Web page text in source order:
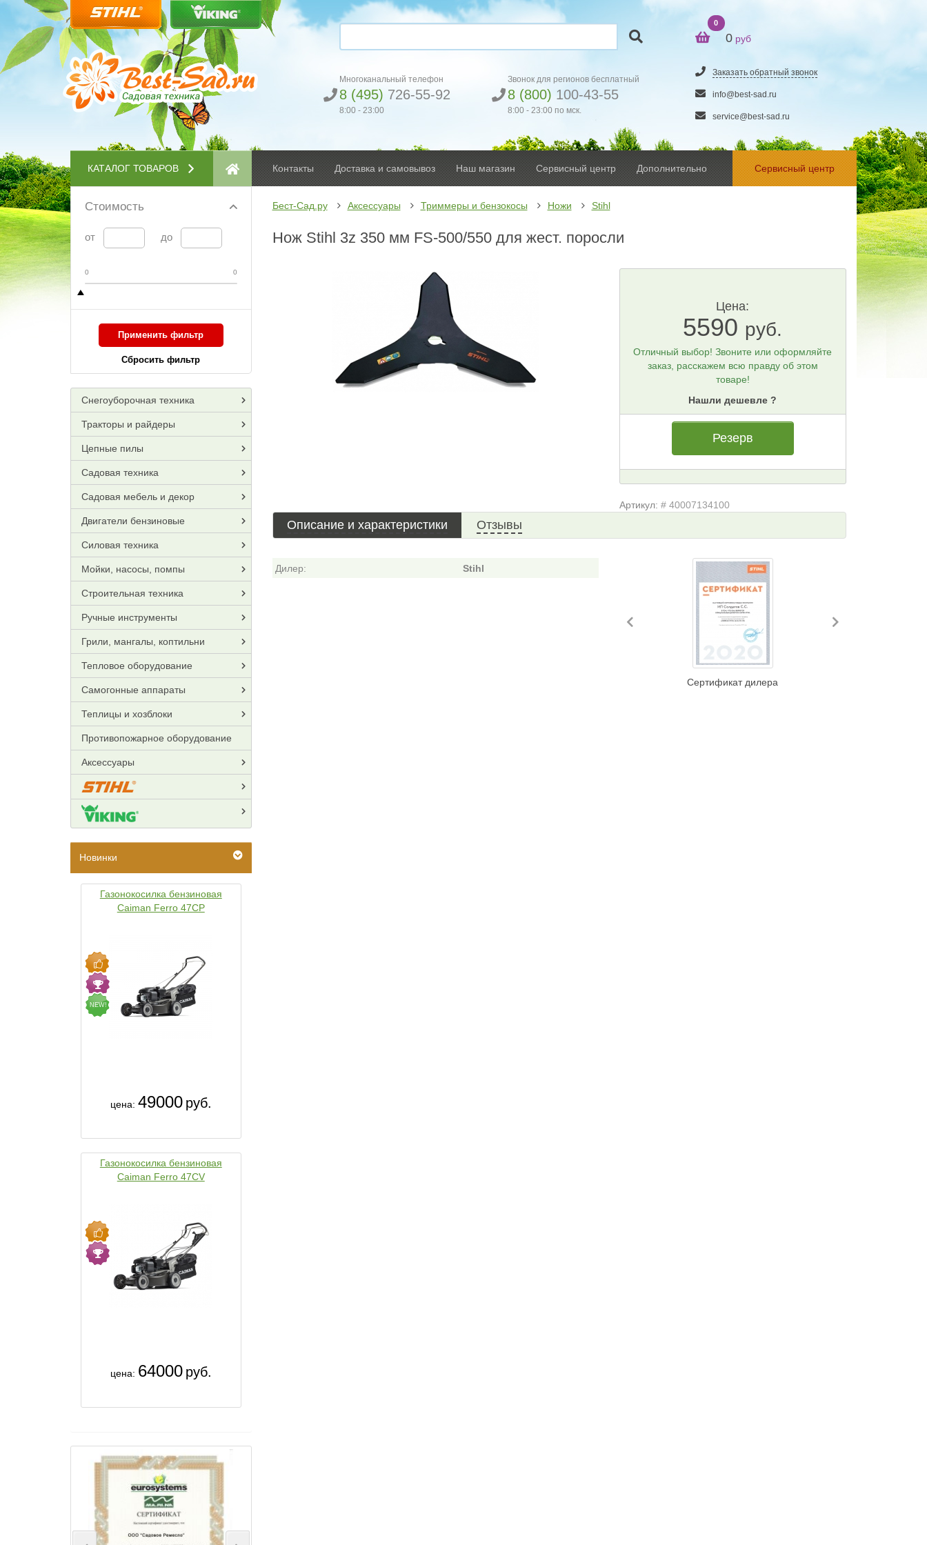
Многоканальный телефон
8 (495) 726-55-92
8:00 - 23:00
Звонок для регионов бесплатный
8 (800) 100-43-55
8:00 - 23:00 по мск.
0
0 руб
Заказать обратный звонок
info@best-sad.ru
service@best-sad.ru
КАТАЛОГ ТОВАРОВ Контакты Доставка и самовывоз Наш магазин Сервисный центр Дополнительно Сервисный центр
Стоимость
от до
0 0
Применить фильтр
Сбросить фильтр
Снегоуборочная техника
Тракторы и райдеры
Цепные пилы
Садовая техника
Садовая мебель и декор
Двигатели бензиновые
Силовая техника
Мойки, насосы, помпы
Строительная техника
Ручные инструменты
Грили, мангалы, коптильни
Тепловое оборудование
Самогонные аппараты
Теплицы и хозблоки
Противопожарное оборудование
Аксессуары
Новинки
Газонокосилка бензиновая
Caiman Ferro 47CP
NEW!
цена: 49000 руб.
Газонокосилка бензиновая
Caiman Ferro 47CV
цена: 64000 руб.
Бест-Сад.ру Аксессуары Триммеры и бензокосы Ножи Stihl
Нож Stihl 3z 350 мм FS-500/550 для жест. поросли
Цена:
5590 руб.
Отличный выбор! Звоните или оформляйте
заказ, расскажем всю правду об этом
товаре!
Нашли дешевле ?
Резерв
Артикул: # 40007134100
Описание и характеристики Отзывы
Дилер: Stihl
Сертификат дилера
Previous